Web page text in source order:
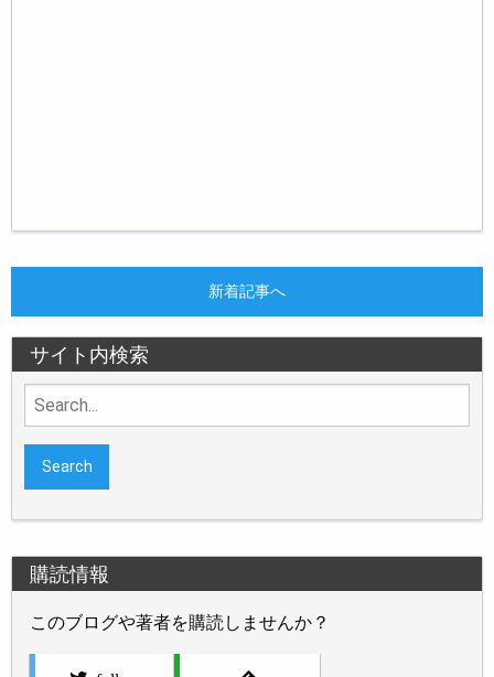
新着記事へ
サイト内検索
Search
for:
購読情報
このブログや著者を購読しませんか？